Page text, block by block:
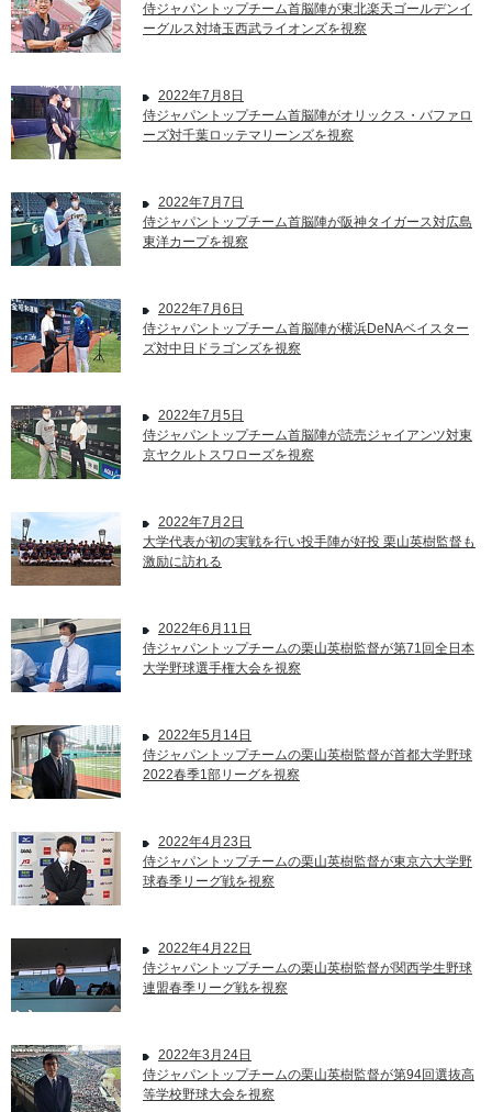
侍ジャパントップチーム首脳陣が東北楽天ゴールデンイ
ーグルス対埼玉西武ライオンズを視察
2022年7月8日
侍ジャパントップチーム首脳陣がオリックス・バファロ
ーズ対千葉ロッテマリーンズを視察
2022年7月7日
侍ジャパントップチーム首脳陣が阪神タイガース対広島
東洋カープを視察
2022年7月6日
侍ジャパントップチーム首脳陣が横浜DeNAベイスター
ズ対中日ドラゴンズを視察
2022年7月5日
侍ジャパントップチーム首脳陣が読売ジャイアンツ対東
京ヤクルトスワローズを視察
2022年7月2日
大学代表が初の実戦を行い投手陣が好投 栗山英樹監督も
激励に訪れる
2022年6月11日
侍ジャパントップチームの栗山英樹監督が第71回全日本
大学野球選手権大会を視察
2022年5月14日
侍ジャパントップチームの栗山英樹監督が首都大学野球
2022春季1部リーグを視察
2022年4月23日
侍ジャパントップチームの栗山英樹監督が東京六大学野
球春季リーグ戦を視察
2022年4月22日
侍ジャパントップチームの栗山英樹監督が関西学生野球
連盟春季リーグ戦を視察
2022年3月24日
侍ジャパントップチームの栗山英樹監督が第94回選抜高
等学校野球大会を視察